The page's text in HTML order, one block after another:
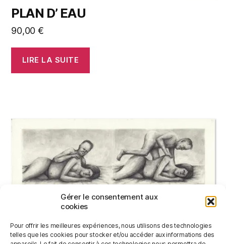
Gérer le consentement aux
cookies
Pour offrir les meilleures expériences, nous utilisons des technologies
telles que les cookies pour stocker et/ou accéder aux informations des
PLAN D’ EAU
90,00 €
LIRE LA SUITE